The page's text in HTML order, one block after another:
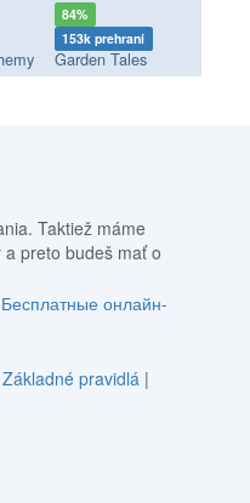
84%
153k prehraní
Garden Tales
Taktiež máme
preto budeš mať o
Бесплатные онлайн-
Základné pravidlá|